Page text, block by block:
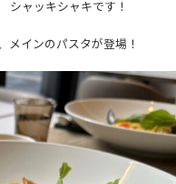
ャッキシャキです！
メインのパスタが登場！